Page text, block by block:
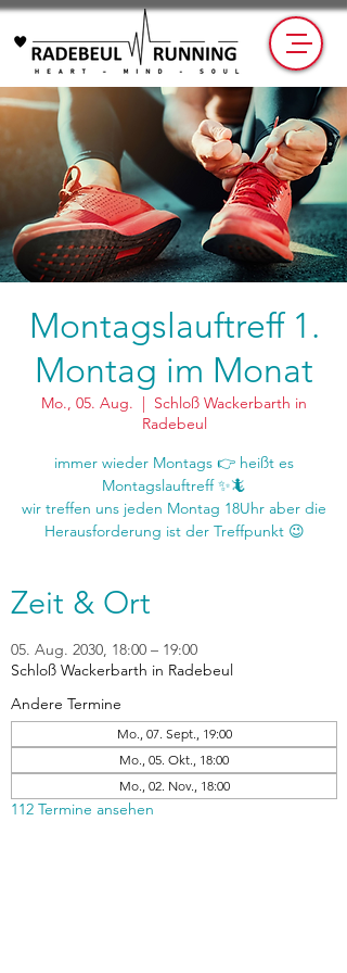
Montagslauftreff 1.
Montag im Monat
Mo., 05. Aug.
  |
Schloß Wackerbarth in
Radebeul
immer wieder Montags 👉 heißt es
Montagslauftreff ✨🦎
wir treffen uns jeden Montag 18Uhr aber die
Zeit & Ort
05. Aug. 2030, 18:00 – 19:00
Schloß Wackerbarth in Radebeul
Andere Termine
Mo., 07. Sept., 19:00
Mo., 05. Okt., 18:00
Mo., 02. Nov., 18:00
112 Termine ansehen